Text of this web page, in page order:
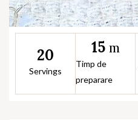
20
Servings
15 m
Timp de
preparare